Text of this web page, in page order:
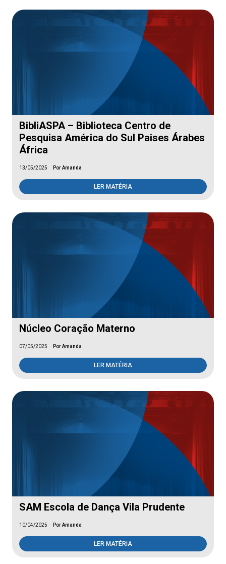
BibliASPA – Biblioteca Centro de
Pesquisa América do Sul Paises Árabes
África
13/05/2025 Por Amanda
LER MATÉRIA
Núcleo Coração Materno
07/05/2025 Por Amanda
LER MATÉRIA
SAM Escola de Dança Vila Prudente
10/04/2025 Por Amanda
LER MATÉRIA